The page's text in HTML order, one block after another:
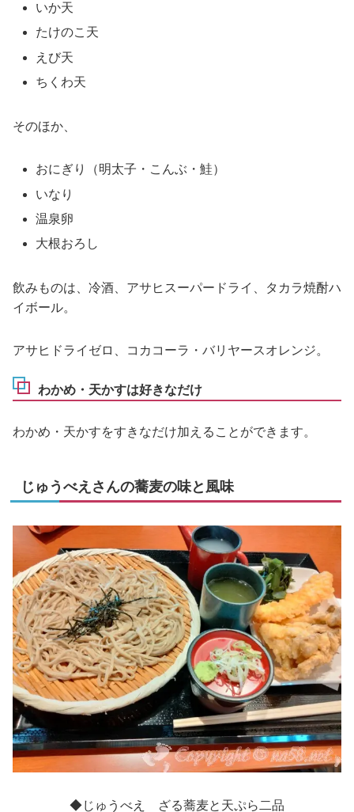
いか天
たけのこ天
えび天
ちくわ天
そのほか、
おにぎり（明太子・こんぶ・鮭）
いなり
温泉卵
大根おろし
飲みものは、冷酒、アサヒスーパードライ、タカラ焼酎ハ
イボール。
アサヒドライゼロ、コカコーラ・バリヤースオレンジ。
わかめ・天かすは好きなだけ
わかめ・天かすをすきなだけ加えることができます。
じゅうべえさんの蕎麦の味と風味
◆じゅうべえ ざる蕎麦と天ぷら二品